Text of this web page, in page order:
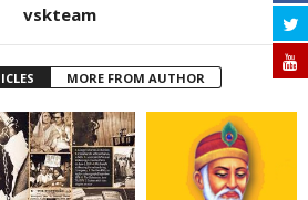
vskteam
MORE FROM AUTHOR